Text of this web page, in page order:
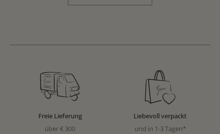
Freie Lieferung
über € 300
Liebevoll verpackt
und in 1-3 Tagen*